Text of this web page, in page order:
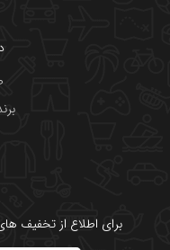
برای اطلاع از تخفیف